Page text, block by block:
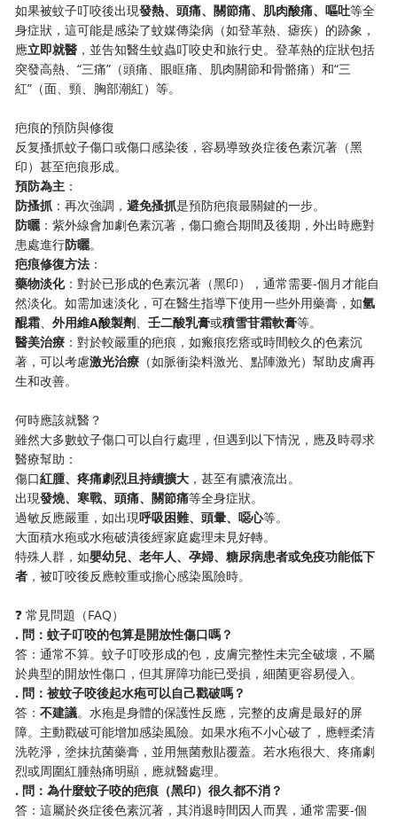
如果被蚊子叮咬後出現​​發熱、頭痛、關節痛、肌肉酸痛、嘔吐​​等全
身症狀，這可能是感染了蚊媒傳染病（如登革熱、瘧疾）的跡象，
應​​立即就醫​ ​，並告知醫生蚊蟲叮咬史和旅行史。登革熱的症狀包括
突發高熱、“三痛”（頭痛、眼眶痛、肌肉關節和骨骼痛）和“三
紅”（面、頸、胸部潮紅）等。
疤痕的預防與修復
反复搔抓蚊子傷口或傷口感染後，容易導致炎症後色素沉著（黑
印）甚至疤痕形成。
​預防為主​ ​：
​防搔抓​ ​：再次強調，​​避免搔抓​​是預防疤痕最關鍵的一步。
​防曬​​：紫外線會加劇色素沉著，傷口癒合期間及後期，外出時應對
患處進行​​防曬​​。
​疤痕修復方法​ ​：
​藥物淡化​​：對於已形成的色素沉著（黑印），通常需要-個月才能自
然淡化。如需加速淡化，可在醫生指導下使用一些外用藥膏，如​​氫
醌霜​​、​​外用維A酸製劑​​、​​壬二酸乳膏​​或​​積雪苷霜軟膏​​等。
​醫美治療​ ​：對於較嚴重的疤痕，如瘢痕疙瘩或時間較久的色素沉
著，可以考慮​​激光治療​ ​（如脈衝染料激光、點陣激光）幫助皮膚再
生和改善。
何時應該就醫？
雖然大多數蚊子傷口可以自行處理，但遇到以下情況，應及時尋求
醫療幫助：
傷口​​紅腫、疼痛劇烈且持續擴大​ ​，甚至有膿液流出。
出現​​發燒、寒戰、頭痛、關節痛​​等全身症狀。
過敏反應嚴重，如出現​​呼吸困難、頭暈、噁心​​等。
大面積水疱或水疱破潰後經家庭處理未見好轉。
特殊人群，如​​嬰幼兒、老年人、孕婦、糖尿病患者或免疫功能低下
者​ ​，被叮咬後反應較重或擔心感染風險時。
❓ 常見問題（FAQ）
​. 問：蚊子叮咬的包算是開放性傷口嗎？​
答：通常不算。蚊子叮咬形成的包，皮膚完整性未完全破壞，不屬
於典型的開放性傷口，但其屏障功能已受損，細菌更容易侵入。
​. 問：被蚊子咬後起水疱可以自己戳破嗎？​
答：​​不建議​​。水疱是身體的保護性反應，完整的皮膚是最好的屏
障。主動戳破可能增加感染風險。如果水疱不小心破了，應輕柔清
洗乾淨，塗抹抗菌藥膏，並用無菌敷貼覆蓋。若水疱很大、疼痛劇
烈或周圍紅腫熱痛明顯，應就醫處理。
​. 問：為什麼蚊子咬的疤痕（黑印）很久都不消？​
答：這屬於炎症後色素沉著，其消退時間因人而異，通常需要-個